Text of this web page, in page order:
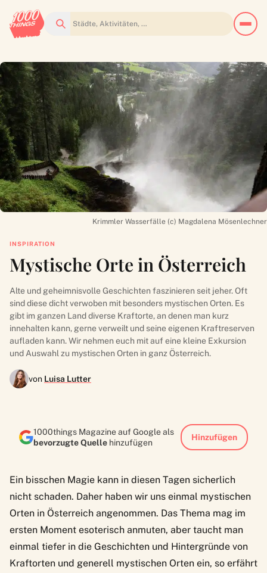
Suchen
Krimmler Wasserfälle (c) Magdalena Mösenlechner
INSPIRATION
Mystische Orte in Österreich
Alte und geheimnisvolle Geschichten faszinieren seit jeher. Oft
sind diese dicht verwoben mit besonders mystischen Orten. Es
gibt im ganzen Land diverse Kraftorte, an denen man kurz
innehalten kann, gerne verweilt und seine eigenen Kraftreserven
aufladen kann. Wir nehmen euch mit auf eine kleine Exkursion
und Auswahl zu mystischen Orten in ganz Österreich.
von Luisa Lutter
1000things Magazine auf Google als
bevorzugte Quelle hinzufügen
Hinzufügen
Ein bisschen Magie kann in diesen Tagen sicherlich
nicht schaden. Daher haben wir uns einmal mystischen
Orten in Österreich angenommen. Das Thema mag im
ersten Moment esoterisch anmuten, aber taucht man
einmal tiefer in die Geschichten und Hintergründe von
Kraftorten und generell mystischen Orten ein, so erfährt